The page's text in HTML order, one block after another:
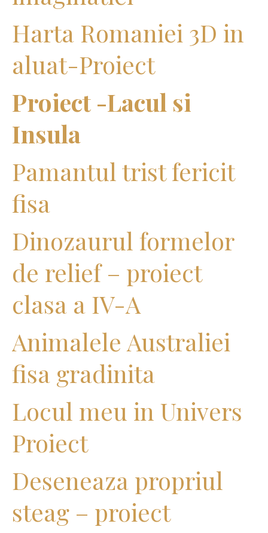
Harta Romaniei 3D in
aluat-Proiect
Proiect -Lacul si
Insula
Pamantul trist fericit
fisa
Dinozaurul formelor
de relief – proiect
clasa a IV-A
Animalele Australiei
fisa gradinita
Locul meu in Univers
Proiect
Deseneaza propriul
steag – proiect